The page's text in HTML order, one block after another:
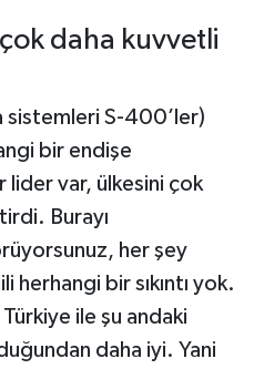
daha kuvvetli
sistemleri S-400’ler)
bir endişe
var, ülkesini çok
Burayı
her şey
herhangi bir sıkıntı yok.
ile şu andaki
daha iyi. Yani